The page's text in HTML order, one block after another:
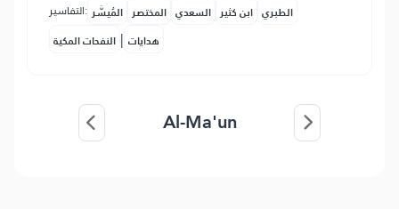
التفاسير: المُيسَّر المختصر السعدي ابن كثير الطبري
النفحات المكية | هدايات
Al-Ma'un